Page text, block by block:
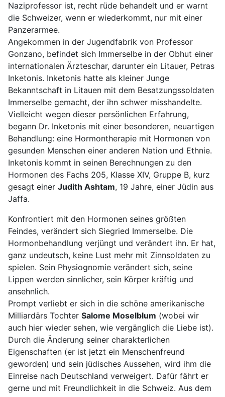
Naziprofessor ist, recht rüde behandelt und er warnt
die Schweizer, wenn er wiederkommt, nur mit einer
Panzerarmee.
Angekommen in der Jugendfabrik von Professor
Gonzano, befindet sich Immerselbe in der Obhut einer
internationalen Ärzteschar, darunter ein Litauer, Petras
Inketonis. Inketonis hatte als kleiner Junge
Bekanntschaft in Litauen mit dem Besatzungssoldaten
Immerselbe gemacht, der ihn schwer misshandelte.
Vielleicht wegen dieser persönlichen Erfahrung,
begann Dr. Inketonis mit einer besonderen, neuartigen
Behandlung: eine Hormontherapie mit Hormonen von
gesunden Menschen einer anderen Nation und Ethnie.
Inketonis kommt in seinen Berechnungen zu den
Hormonen des Fachs 205, Klasse XIV, Gruppe B, kurz
gesagt einer Judith Ashtam, 19 Jahre, einer Jüdin aus
Jaffa.
Konfrontiert mit den Hormonen seines größten
Feindes, verändert sich Siegried Immerselbe. Die
Hormonbehandlung verjüngt und verändert ihn. Er hat,
ganz undeutsch, keine Lust mehr mit Zinnsoldaten zu
spielen. Sein Physiognomie verändert sich, seine
Lippen werden sinnlicher, sein Körper kräftig und
ansehnlich.
Prompt verliebt er sich in die schöne amerikanische
Milliardärs Tochter Salome Moselblum (wobei wir
auch hier wieder sehen, wie vergänglich die Liebe ist).
Durch die Änderung seiner charakterlichen
Eigenschaften (er ist jetzt ein Menschenfreund
geworden) und sein jüdisches Aussehen, wird ihm die
Einreise nach Deutschland verweigert. Dafür fährt er
gerne und mit Freundlichkeit in die Schweiz. Aus dem